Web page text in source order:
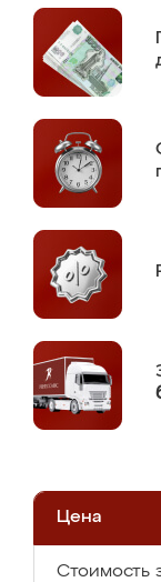
Цена
Стоимость